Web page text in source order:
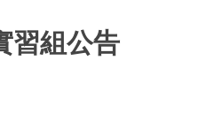
習組公告